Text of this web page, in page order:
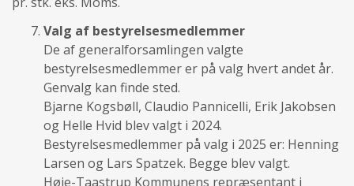
Valg af bestyrelsesmedlemmer
De af generalforsamlingen valgte
bestyrelsesmedlemmer er på valg hvert andet år.
Genvalg kan finde sted.
Bjarne Kogsbøll, Claudio Pannicelli, Erik Jakobsen
og Helle Hvid blev valgt i 2024.
Bestyrelsesmedlemmer på valg i 2025 er: Henning
Larsen og Lars Spatzek. Begge blev valgt.
Høje-Taastrup Kommunens repræsentant i